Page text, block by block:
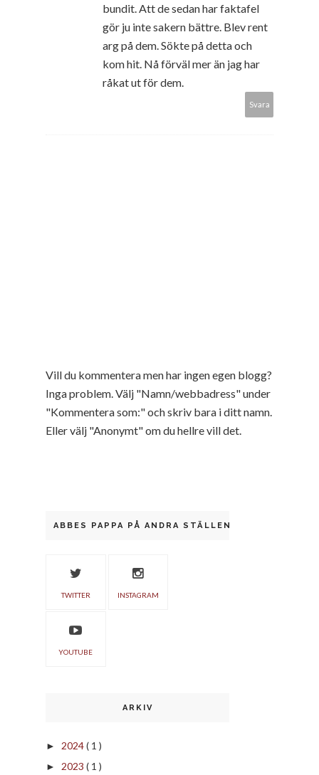
bundit. Att de sedan har faktafel
gör ju inte sakern bättre. Blev rent
arg på dem. Sökte på detta och
kom hit. Nå förväl mer än jag har
råkat ut för dem.
Svara
Vill du kommentera men har ingen egen blogg?
Inga problem. Välj "Namn/webbadress" under
"Kommentera som:" och skriv bara i ditt namn.
Eller välj "Anonymt" om du hellre vill det.
ABBES PAPPA PÅ ANDRA STÄLLEN
TWITTER INSTAGRAM
YOUTUBE
ARKIV
► 2024( 1 )
► 2023 ( 1 )